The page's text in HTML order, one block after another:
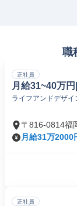
職
正社員
月給31~40万
ライフアンドデザ
〒816-0814福
月給31万2000
正社員